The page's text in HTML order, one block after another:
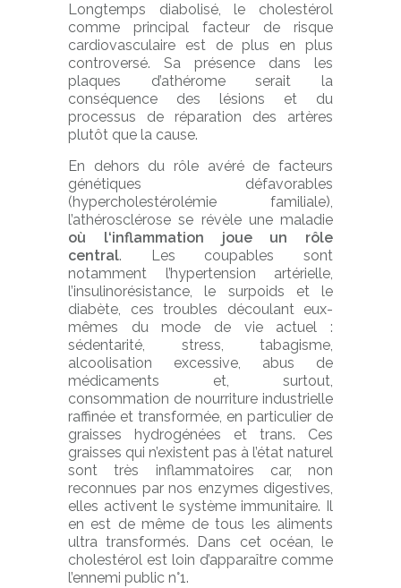
Longtemps diabolisé, le cholestérol
comme principal facteur de risque
cardiovasculaire est de plus en plus
controversé. Sa présence dans les
plaques d’athérome serait la
conséquence des lésions et du
processus de réparation des artères
plutôt que la cause.
En dehors du rôle avéré de facteurs
génétiques défavorables
(hypercholestérolémie familiale),
l’athérosclérose se révèle une maladie
où l‘inflammation joue un rôle
central. Les coupables sont
notamment l’hypertension artérielle,
l’insulinorésistance, le surpoids et le
diabète, ces troubles découlant eux-
mêmes du mode de vie actuel :
sédentarité, stress, tabagisme,
alcoolisation excessive, abus de
médicaments et, surtout,
consommation de nourriture industrielle
raffinée et transformée, en particulier de
graisses hydrogénées et trans. Ces
graisses qui n’existent pas à l’état naturel
sont très inflammatoires car, non
reconnues par nos enzymes digestives,
elles activent le système immunitaire. Il
en est de même de tous les aliments
ultra transformés. Dans cet océan, le
cholestérol est loin d’apparaître comme
l’ennemi public n°1.